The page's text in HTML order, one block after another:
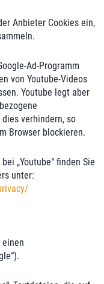
Anbieter Cookies ein,
Ad-Programm
von Youtube-Videos
Youtube legt aber
verhindern, so
Browser blockieren.
„Youtube“ finden Sie
unter:
einen